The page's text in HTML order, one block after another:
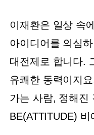
이재환은 일상 속
아이디어를 의심
대전제로 합니다.
유쾌한 동력이지
가는 사람, 정해진
BE(ATTITUDE)